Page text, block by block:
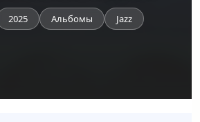
2025 Альбомы Jazz